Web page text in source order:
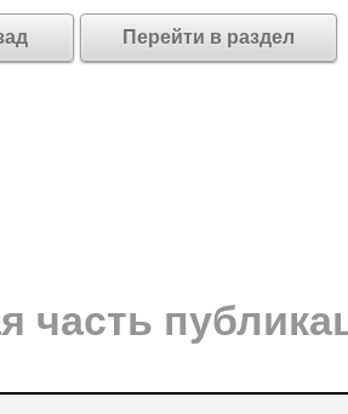
Перейти в раздел
часть